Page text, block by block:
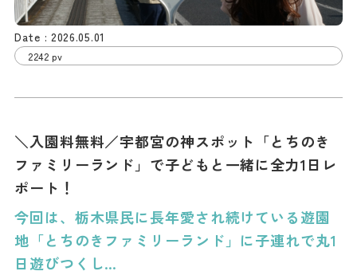
2026.05.01
2242 pv
＼入園料無料／宇都宮の神スポット「とちのき
ファミリーランド」で子どもと一緒に全力1日レ
ポート！
今回は、栃木県民に長年愛され続けている遊園
地「とちのきファミリーランド」に子連れで丸1
日遊びつくし…